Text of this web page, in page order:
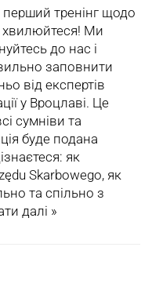
тренінг щодо
хвилюйтеся! Ми
до нас і
заповнити
від експертів
у Вроцлаві. Це
сумніви та
буде подана
як
Skarbowego, як
та спільно з
далі »